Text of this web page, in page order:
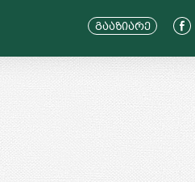
გააზიარე